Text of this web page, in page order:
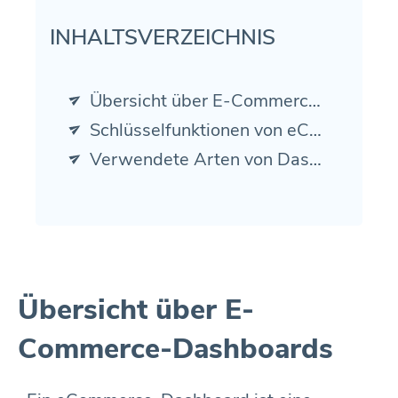
INHALTSVERZEICHNIS
Übersicht über E-Commerce-Dashboards
Schlüsselfunktionen von eCommerce-Dashboards
Verwendete Arten von Dashboards
Übersicht über E-
Commerce-Dashboards